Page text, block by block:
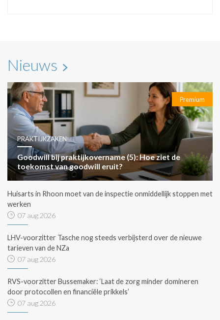
Nieuws
Premium
PRAKTIJKZAKEN
Goodwill bij praktijkovername (5): Hoe ziet de
toekomst van goodwill eruit?
Huisarts in Rhoon moet van de inspectie onmiddellijk stoppen met
werken
07 aug 2026
LHV-voorzitter Tasche nog steeds verbijsterd over de nieuwe
tarieven van de NZa
07 aug 2026
RVS-voorzitter Bussemaker: ‘Laat de zorg minder domineren
door protocollen en financiële prikkels’
07 aug 2026